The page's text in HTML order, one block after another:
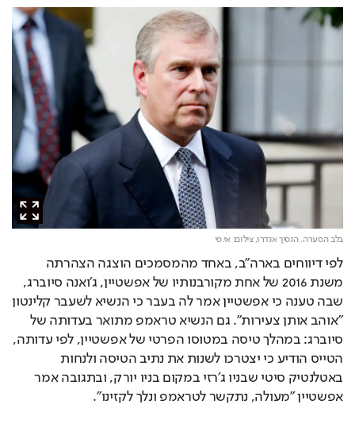
בלב הסערה. הנסיך אנדרו,צילום: אי.פי
לפי דיווחים בארה״ב, באחד מהמסמכים הוצגה הצהרתה
משנת 2016 של אחת מקורבנותיו של אפשטיין, ג׳ואנה סיוברג,
שבה טענה כי אפשטיין אמר לה בעבר כי הנשיא לשעבר קלינטון
״אוהב אותן צעירות״. גם הנשיא טראמפ מתואר בעדותה של
סיוברג: במהלך טיסה במטוסו הפרטי של אפשטיין, לפי עדותה,
הטייס הודיע כי יצטרכו לשנות את נתיב הטיסה ולנחות
באטלנטיק סיטי שבניו ג׳רזי במקום בניו יורק, ובתגובה אמר
אפשטיין ״מעולה, נתקשר לטראמפ ונלך לקזינו״.